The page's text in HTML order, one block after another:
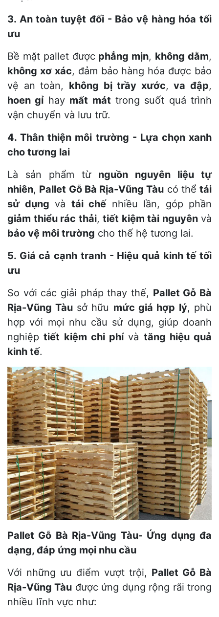
3. An toàn tuyệt đối - Bảo vệ hàng hóa tối
ưu
Bề mặt pallet được phẳng mịn, không dằm,
không xơ xác, đảm bảo hàng hóa được bảo
vệ an toàn, không bị trầy xước,va đập,
hoen gỉhay mất mát trong suốt quá trình
vận chuyển và lưu trữ.
4. Thân thiện môi trường - Lựa chọn xanh
cho tương lai
Là sản phẩm từ nguồn nguyên liệu tự
nhiên, Pallet Gỗ Bà Rịa-Vũng Tàu có thể tái
sử dụng và tái chếnhiều lần, góp phần
giảm thiểu rác thải, tiết kiệm tài nguyênvà
bảo vệ môi trường cho thế hệ tương lai.
5. Giá cả cạnh tranh - Hiệu quả kinh tế tối
ưu
So với các giải pháp thay thế, Pallet Gỗ Bà
Rịa-Vũng Tàu sở hữu mức giá hợp lý, phù
hợp với mọi nhu cầu sử dụng, giúp doanh
nghiệptiết kiệm chi phívà tăng hiệu quả
kinh tế.
Pallet Gỗ Bà Rịa-Vũng Tàu- Ứng dụng đa
dạng, đáp ứng mọi nhu cầu
Với những ưu điểm vượt trội, Pallet Gỗ Bà
Rịa-Vũng Tàu được ứng dụng rộng rãi trong
nhiều lĩnh vực như: